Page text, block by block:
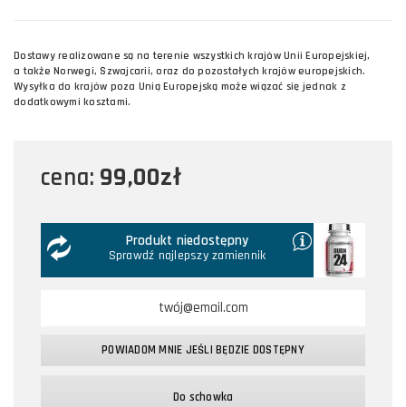
Dostawy realizowane są na terenie wszystkich krajów Unii Europejskiej,
a także Norwegi, Szwajcarii, oraz do pozostałych krajów europejskich.
Wysyłka do krajów poza Unią Europejską może wiązać się jednak z
dodatkowymi kosztami.
cena: 99,00zł
Produkt niedostępny
Sprawdź najlepszy zamiennik
POWIADOM MNIE JEŚLI BĘDZIE DOSTĘPNY
Do schowka